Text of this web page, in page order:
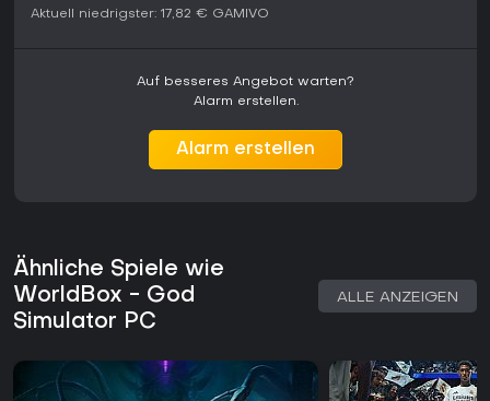
Aktuell niedrigster: 17,82 € GAMIVO
Auf besseres Angebot warten?
Alarm erstellen.
Alarm erstellen
Ähnliche Spiele wie
WorldBox - God
Simulator PC
ALLE ANZEIGEN